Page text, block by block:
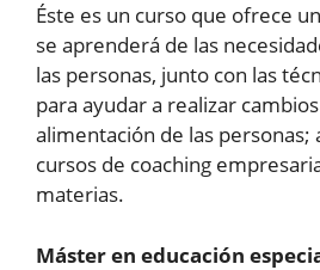
Éste es un curso que ofrece
se aprenderá de las
las personas, junto con las
para ayudar a realizar
alimentación de las
cursos de coaching
materias.
Máster en educación